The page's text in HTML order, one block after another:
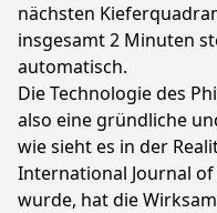
nächsten
insgesamt 2 Minuten
automatisch.
Die Technologie des
also eine gründliche
wie sieht es in der
International Journal
wurde, hat die